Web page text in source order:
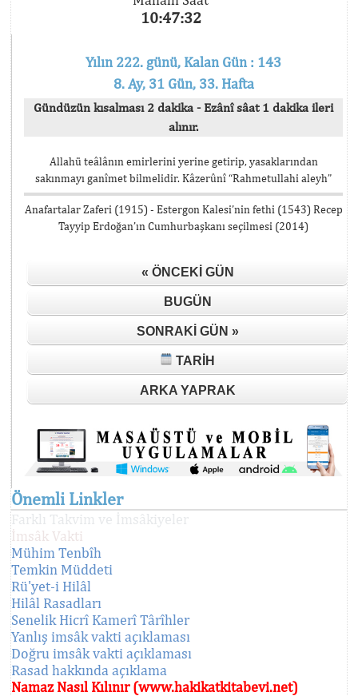
10:47:32
Yılın 222. günü, Kalan Gün : 143
8. Ay, 31 Gün, 33. Hafta
Gündüzün kısalması 2 dakika - Ezânî sâat 1 dakika ileri
alınır.
Allahü teâlânın emirlerini yerine getirip, yasaklarından
sakınmayı ganîmet bilmelidir. Kâzerûnî “Rahmetullahi aleyh”
Anafartalar Zaferi (1915) - Estergon Kalesi’nin fethi (1543) Recep
Tayyip Erdoğan’ın Cumhurbaşkanı seçilmesi (2014)
« ÖNCEKI GÜN
BUGÜN
SONRAKI GÜN »
TARIH
ARKA YAPRAK
Önemli Linkler
Farklı Takvim ve İmsâkiyeler
İmsâk Vakti
Mühim Tenbîh
Temkin Müddeti
Rü'yet-i Hilâl
Hilâl Rasadları
Senelik Hicrî Kamerî Târîhler
Yanlış imsâk vakti açıklaması
Doğru imsâk vakti açıklaması
Rasad hakkında açıklama
Namaz Nasıl Kılınır (www.hakikatkitabevi.net)